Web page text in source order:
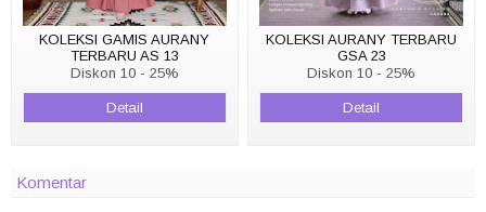
KOLEKSI GAMIS AURANY
TERBARU AS 13
Diskon 10 - 25%
Detail
KOLEKSI AURANY TERBARU
GSA 23
Diskon 10 - 25%
Detail
Komentar